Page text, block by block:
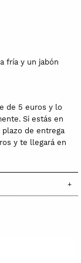
fría y un jabón
de 5 euros y lo
Si estás en
de entrega
y te llegará en